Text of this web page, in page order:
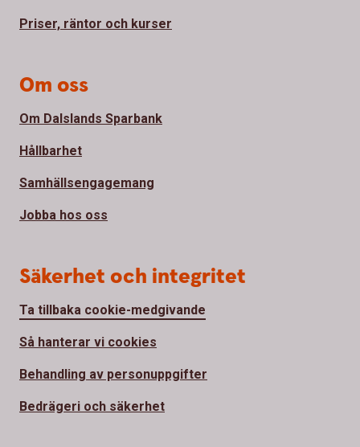
Priser, räntor och kurser
Om oss
Om Dalslands Sparbank
Hållbarhet
Samhällsengagemang
Jobba hos oss
Säkerhet och integritet
Ta tillbaka cookie-medgivande
Så hanterar vi cookies
Behandling av personuppgifter
Bedrägeri och säkerhet